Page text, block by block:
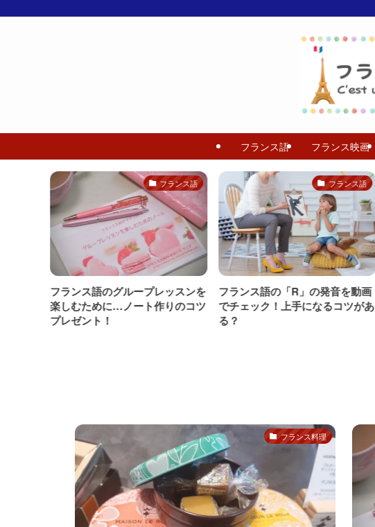
フランス語 フランス映画
フランス語
フランス語のグループレッスンを
楽しむために…ノート作りのコツ
プレゼント！
フランス語
フランス語の「R」の発音を動画
でチェック！上手になるコツがあ
る？
フランス料理